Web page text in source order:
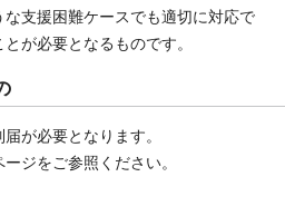
支援困難ケースでも適切に対応で
が必要となるものです。
が必要となります。
ジをご参照ください。